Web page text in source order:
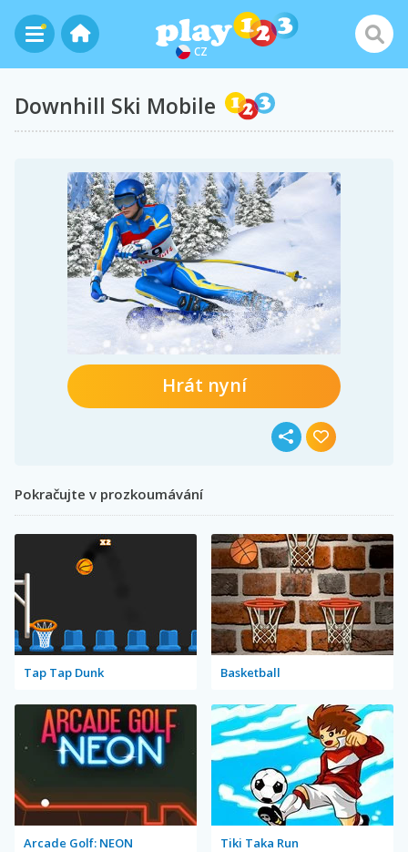
CZ
Downhill Ski Mobile
Hrát nyní
Pokračujte v prozkoumávání
Tap Tap Dunk Basketball
Arcade Golf: NEON Tiki Taka Run